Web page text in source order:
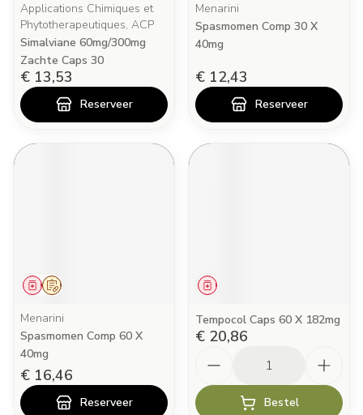
Applications Chimiques et
Phytotherapeutiques, ACP
Simalviane 60mg/300mg
Zachte Caps 30
€ 13,53
Reserveer
Menarini
Spasmomen Comp 30 X
40mg
€ 12,43
Reserveer
Op voorschrift
Geneesmiddel
Menarini
Spasmomen Comp 60 X
40mg
€ 16,46
Reserveer
Geneesmiddel
Tempocol Caps 60 X 182mg
€ 20,86
Bestel